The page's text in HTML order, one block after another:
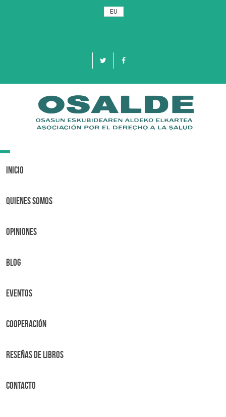
EU
Toggle
Inicio
Quienes Somos
OPINIONES
BLOG
Eventos
Cooperación
Reseñas de libros
Contacto